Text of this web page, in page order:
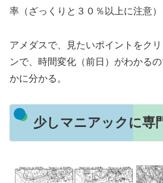
率（ざっくりと３０％以上に注意）
アメダスで、見たいポイントをク
ンで、時間変化（前日）がわかる
かに分かる。
少しマニアックに専